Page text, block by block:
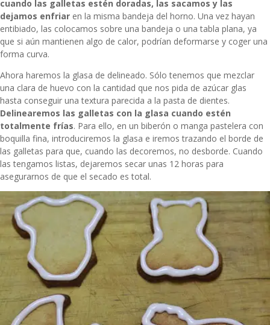
cuando las galletas estén doradas, las sacamos y las
dejamos enfriar en la misma bandeja del horno. Una vez hayan
entibiado, las colocamos sobre una bandeja o una tabla plana, ya
que si aún mantienen algo de calor, podrían deformarse y coger una
forma curva.
Ahora haremos la glasa de delineado. Sólo tenemos que mezclar
una clara de huevo con la cantidad que nos pida de azúcar glas
hasta conseguir una textura parecida a la pasta de dientes.
Delinearemos las galletas con la glasa cuando estén
totalmente frías. Para ello, en un biberón o manga pastelera con
boquilla fina, introduciremos la glasa e iremos trazando el borde de
las galletas para que, cuando las decoremos, no desborde. Cuando
las tengamos listas, dejaremos secar unas 12 horas para
asegurarnos de que el secado es total.